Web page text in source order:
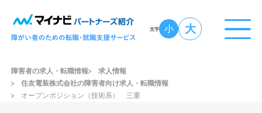
文字 小 大
障害者の求人・転職情報
求人情報
住友電装株式会社の障害者向け求人・転職情報
オープンポジション（技術系） 三重